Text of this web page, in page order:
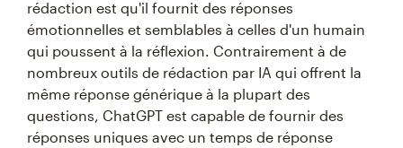
rédaction est qu'il fournit des réponses
émotionnelles et semblables à celles d'un humain
qui poussent à la réflexion. Contrairement à de
nombreux outils de rédaction par IA qui offrent la
même réponse générique à la plupart des
questions, ChatGPT est capable de fournir des
réponses uniques avec un temps de réponse